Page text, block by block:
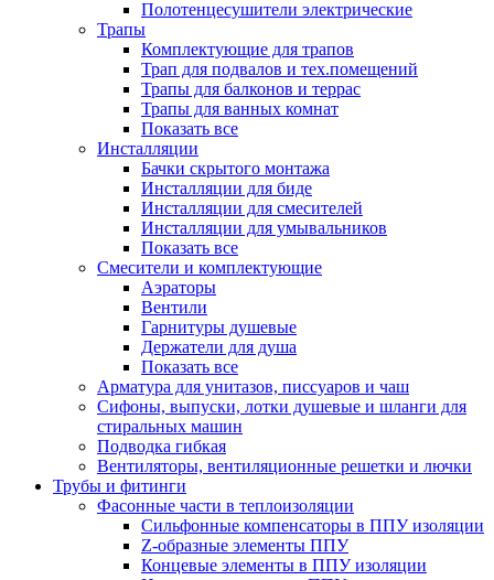
Полотенцесушители электрические
Трапы
Комплектующие для трапов
Трап для подвалов и тех.помещений
Трапы для балконов и террас
Трапы для ванных комнат
Показать все
Инсталляции
Бачки скрытого монтажа
Инсталляции для биде
Инсталляции для смесителей
Инсталляции для умывальников
Показать все
Смесители и комплектующие
Аэраторы
Вентили
Гарнитуры душевые
Держатели для душа
Показать все
Арматура для унитазов, писсуаров и чаш
Сифоны, выпуски, лотки душевые и шланги для
стиральных машин
Подводка гибкая
Вентиляторы, вентиляционные решетки и лючки
Трубы и фитинги
Фасонные части в теплоизоляции
Cильфонные компенсаторы в ППУ изоляции
Z-образные элементы ППУ
Концевые элементы в ППУ изоляции